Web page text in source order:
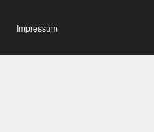
Impressum